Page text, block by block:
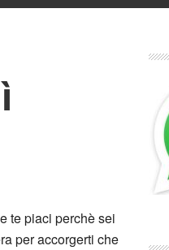
te piaci perchè sei
per accorgerti che